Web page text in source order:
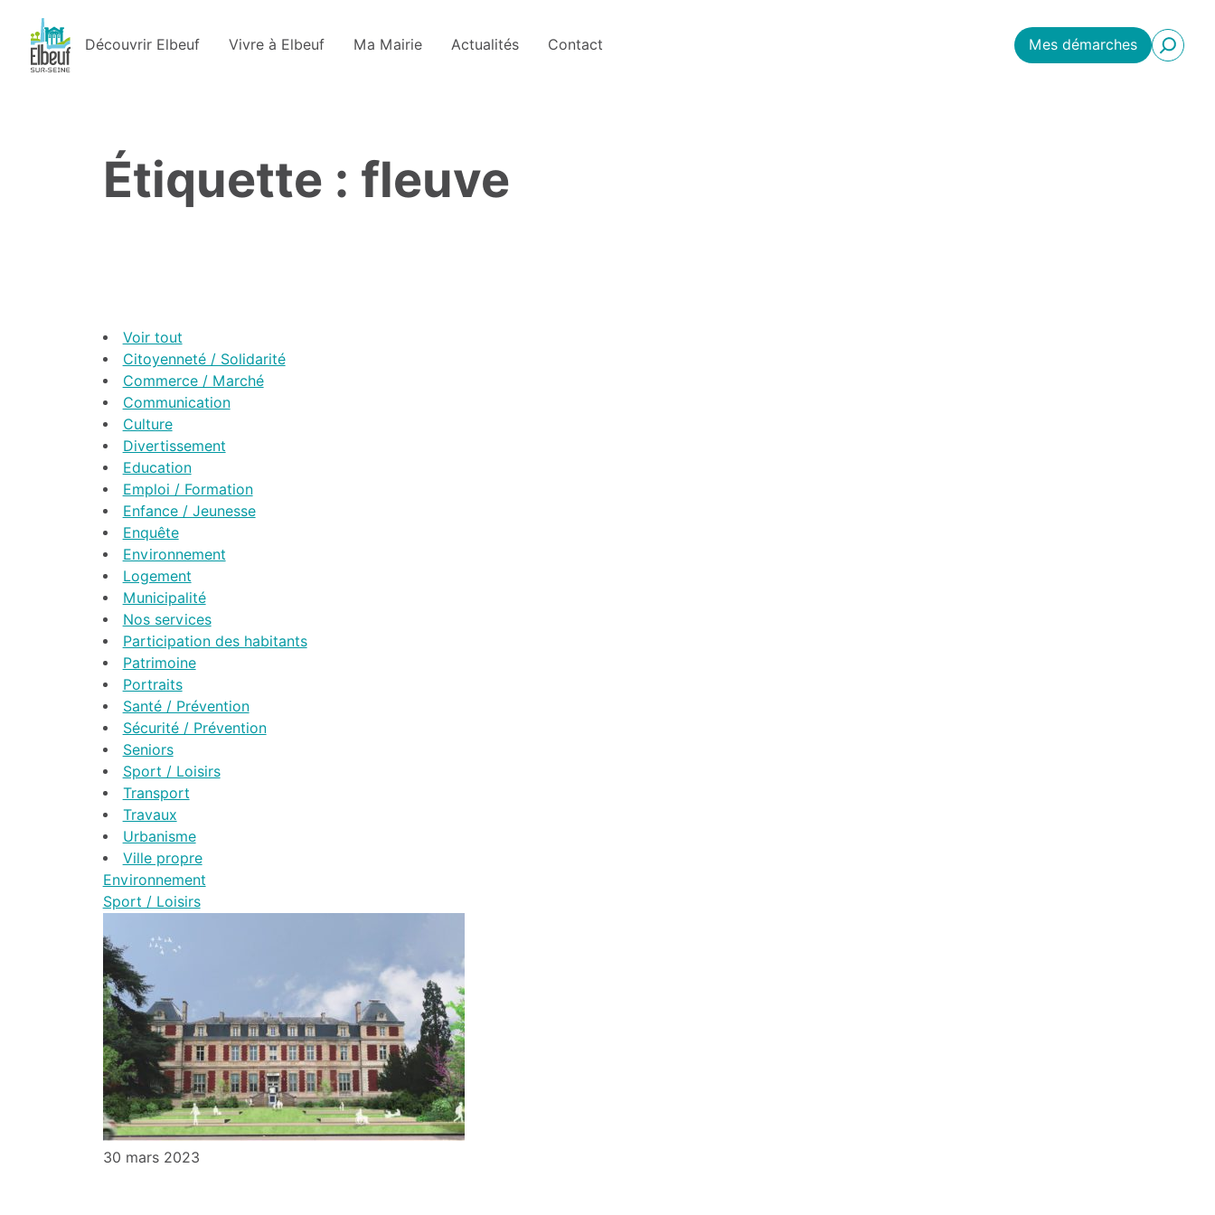
Découvrir Elbeuf Vivre à Elbeuf Ma Mairie Actualités Contact Mes démarches
Étiquette : fleuve
Voir tout
Citoyenneté / Solidarité
Commerce / Marché
Communication
Culture
Divertissement
Education
Emploi / Formation
Enfance / Jeunesse
Enquête
Environnement
Logement
Municipalité
Nos services
Participation des habitants
Patrimoine
Portraits
Santé / Prévention
Sécurité / Prévention
Seniors
Sport / Loisirs
Transport
Travaux
Urbanisme
Ville propre
Environnement
Sport / Loisirs
30 mars 2023